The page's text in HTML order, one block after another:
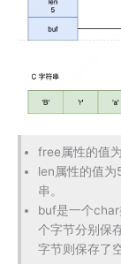
free属性的值
len属性的值为
串。
buf是一个
个字节分别保存
字节则保存了